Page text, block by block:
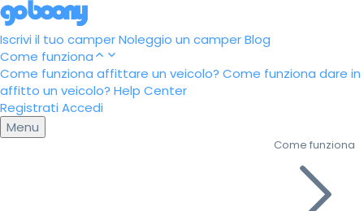
Iscrivi il tuo camperNoleggio un camperBlog
Come funziona
Come funziona affittare un veicolo? Come funziona dare in
affitto un veicolo? Help Center
Registrati Accedi
Menu
Come funziona